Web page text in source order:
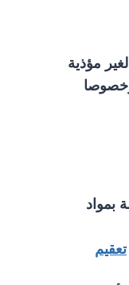
مؤذية
بمواد
تعقيم